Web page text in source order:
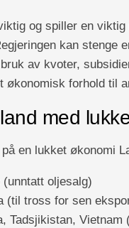
og spiller en
kan stenge
av kvoter,
økonomisk forhold til
med
en lukket økonomi
oljesalg)
(til tross for sen
Tadsjikistan,